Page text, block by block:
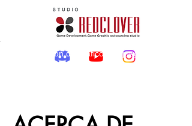
​Externalización de gráficos de juegos